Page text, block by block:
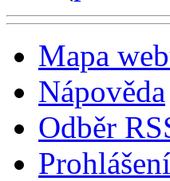
Mapa
Nápověda
Odběr